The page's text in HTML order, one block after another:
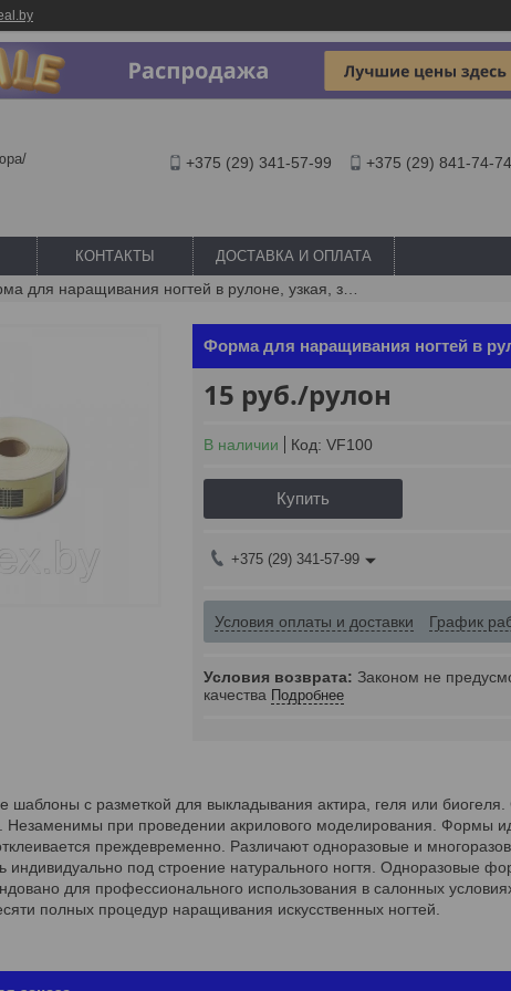
+375 (29) 341-57-99 +375 (29) 841-74-74
КОНТАКТЫ ДОСТАВКА И ОПЛАТА
Форма для наращивания ногтей в
15 руб./рулон
В наличии Код: VF100
Купить
+375 (29) 341-57-99
Условия оплаты и доставки График
Законом не
качества Подробнее
шаблоны с разметкой для выкладывания актира, геля или
Незаменимы при проведении акрилового моделирования. Формы
преждевременно. Различают одноразовые и
индивидуально под строение натурального ногтя. Одноразовые
для профессионального использования в салонных
полных процедур наращивания искусственных ногтей.